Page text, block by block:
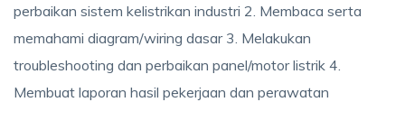
perbaikan sistem kelistrikan industri 2. Membaca serta
memahami diagram/wiring dasar 3. Melakukan
troubleshooting dan perbaikan panel/motor listrik 4.
Membuat laporan hasil pekerjaan dan perawatan